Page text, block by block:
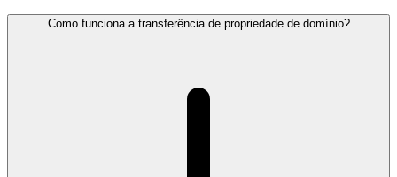
Como funciona a transferência de propriedade de domínio?